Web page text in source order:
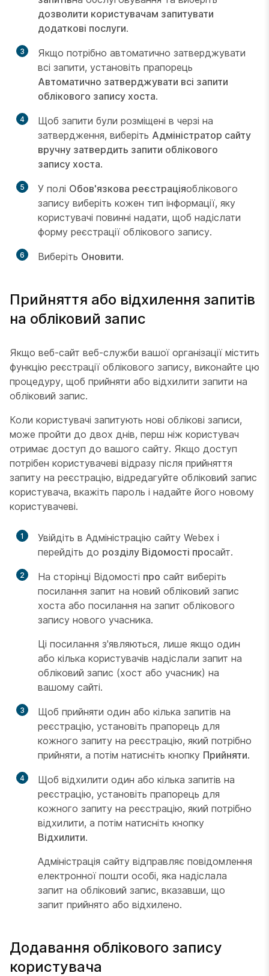
дозволити користувачам запитувати
додаткові послуги.
3
Якщо потрібно автоматично затверджувати
всі запити, установіть прапорець
Автоматично затверджувати всі запити
облікового запису хоста.
4
Щоб запити були розміщені в черзі на
затвердження, виберіть Адміністратор сайту
вручну затвердить запити облікового
запису хоста.
5 У полі Обов'язкова реєстраціяоблікового
запису виберіть кожен тип інформації, яку
користувачі повинні надати, щоб надіслати
форму реєстрації облікового запису.
6 Виберіть Оновити.
Прийняття або відхилення запитів
на обліковий запис
Якщо веб-сайт веб-служби вашої організації містить
функцію реєстрації облікового запису, виконайте цю
процедуру, щоб прийняти або відхилити запити на
обліковий запис.
Коли користувачі запитують нові облікові записи,
може пройти до двох днів, перш ніж користувач
отримає доступ до вашого сайту. Якщо доступ
потрібен користувачеві відразу після прийняття
запиту на реєстрацію, відредагуйте обліковий запис
користувача, вкажіть пароль і надайте його новому
користувачеві.
1
Увійдіть в Адміністрацію сайту Webex і
перейдіть до розділу Відомості просайт.
2 На сторінці Відомості про сайт виберіть
посилання запит на новий обліковий запис
хоста або посилання на запит облікового
запису нового учасника.
Ці посилання з'являються, лише якщо один
або кілька користувачів надіслали запит на
обліковий запис (хост або учасник) на
вашому сайті.
3
Щоб прийняти один або кілька запитів на
реєстрацію, установіть прапорець для
кожного запиту на реєстрацію, який потрібно
прийняти, а потім натисніть кнопку Прийняти.
4
Щоб відхилити один або кілька запитів на
реєстрацію, установіть прапорець для
кожного запиту на реєстрацію, який потрібно
відхилити, а потім натисніть кнопку
Відхилити.
Адміністрація сайту відправляє повідомлення
електронної пошти особі, яка надіслала
запит на обліковий запис, вказавши, що
запит прийнято або відхилено.
Додавання облікового запису
користувача